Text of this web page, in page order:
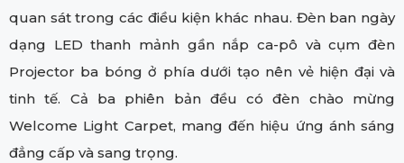
quan sát trong các điều kiện khác nhau. Đèn ban ngày
dạng LED thanh mảnh gần nắp ca-pô và cụm đèn
Projector ba bóng ở phía dưới tạo nên vẻ hiện đại và
tinh tế. Cả ba phiên bản đều có đèn chào mừng
Welcome Light Carpet, mang đến hiệu ứng ánh sáng
đẳng cấp và sang trọng.